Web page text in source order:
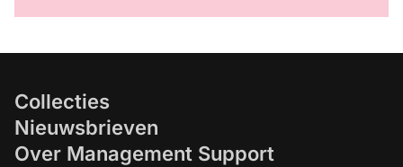
Collecties
Nieuwsbrieven
Over Management Support